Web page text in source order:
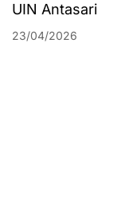
UIN Antasari
23/04/2026